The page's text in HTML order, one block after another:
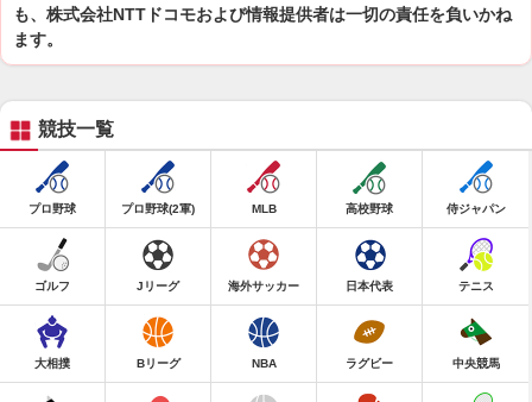
も、株式会社NTTドコモおよび情報提供者は一切の責任を負いかね
ます。
競技一覧
プロ野球 プロ野球(2軍) MLB 高校野球 侍ジャパン
ゴルフ Jリーグ 海外サッカー 日本代表 テニス
大相撲 Bリーグ NBA ラグビー 中央競馬